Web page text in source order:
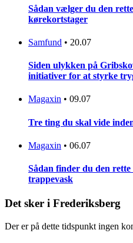
Sådan vælger du den
kørekortstager
Samfund • 20.07
Siden ulykken på
initiativer for at styrke
Magaxin • 09.07
Tre ting du skal vide
Magaxin • 06.07
Sådan finder du den
trappevask
Det sker i Frederiksberg
Der er på dette tidspunkt ingen